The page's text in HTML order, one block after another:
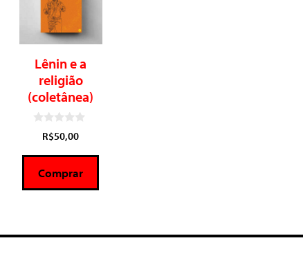
Lênin e a
religião
(coletânea)
5
R$50,00
Comprar